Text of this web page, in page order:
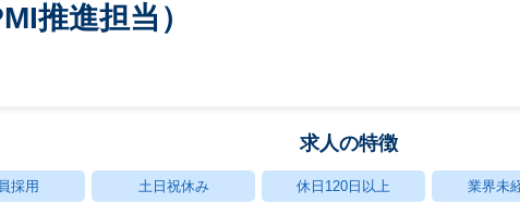
推進担当）
求人の特徴
採用 土日祝休み 休日120日以上 業界未